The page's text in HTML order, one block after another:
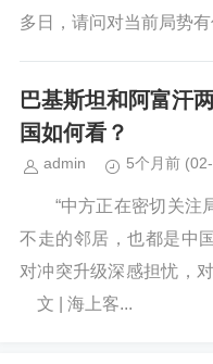
多日，请问对当前局势
巴基斯坦和阿富汗
国如何看？
admin 5个月前
“中方正在密切关注
不走的邻居，也都是中
对冲突升级深感担忧，
文 | 海上客...